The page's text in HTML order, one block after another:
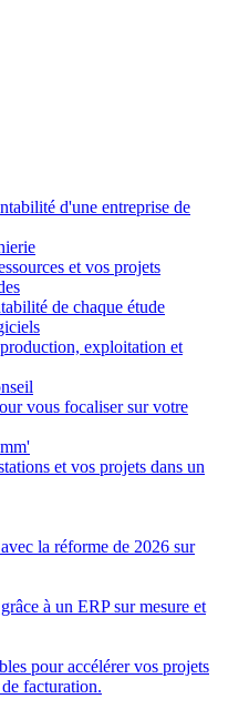
d'une entreprise de
et vos projets
de chaque étude
exploitation et
vous focaliser sur votre
et vos projets dans un
la réforme de 2026 sur
à un ERP sur mesure et
pour accélérer vos projets
facturation.